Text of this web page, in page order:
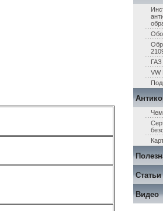
ГАЗ
VW
Статьи
Видео